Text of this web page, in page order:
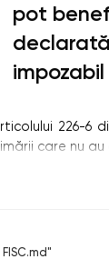
pot
226-6
care nu